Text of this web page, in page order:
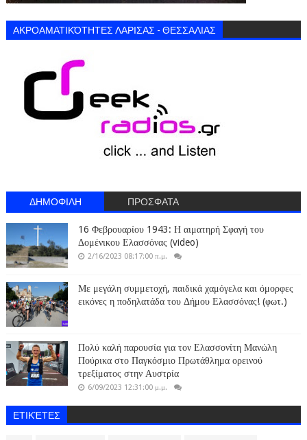
ΑΚΡΟΑΜΑΤΙΚΌΤΗΤΕΣ ΛΑΡΙΣΑΣ - ΘΕΣΣΑΛΙΑΣ
ΔΗΜΟΦΙΛΗ ΠΡΟΣΦΑΤΑ
16 Φεβρουαρίου 1943: Η αιματηρή Σφαγή του
Δομένικου Ελασσόνας (video)
2/16/2023 08:17:00 π.μ.
Με μεγάλη συμμετοχή, παιδικά χαμόγελα και όμορφες
εικόνες η ποδηλατάδα του Δήμου Ελασσόνας! (φωτ.)
Πολύ καλή παρουσία για τον Ελασσονίτη Μανώλη
Πούρικα στο Παγκόσμιο Πρωτάθλημα ορεινού
τρεξίματος στην Αυστρία
6/09/2023 12:31:00 μ.μ.
ΕΤΙΚΈΤΕΣ